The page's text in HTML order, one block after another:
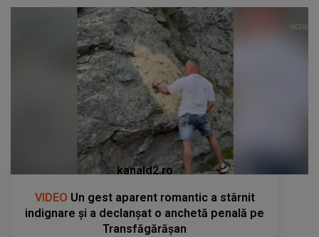
kanald2.ro
VIDEO Un gest aparent romantic a stârnit
indignare și a declanșat o anchetă penală pe
Transfăgărășan